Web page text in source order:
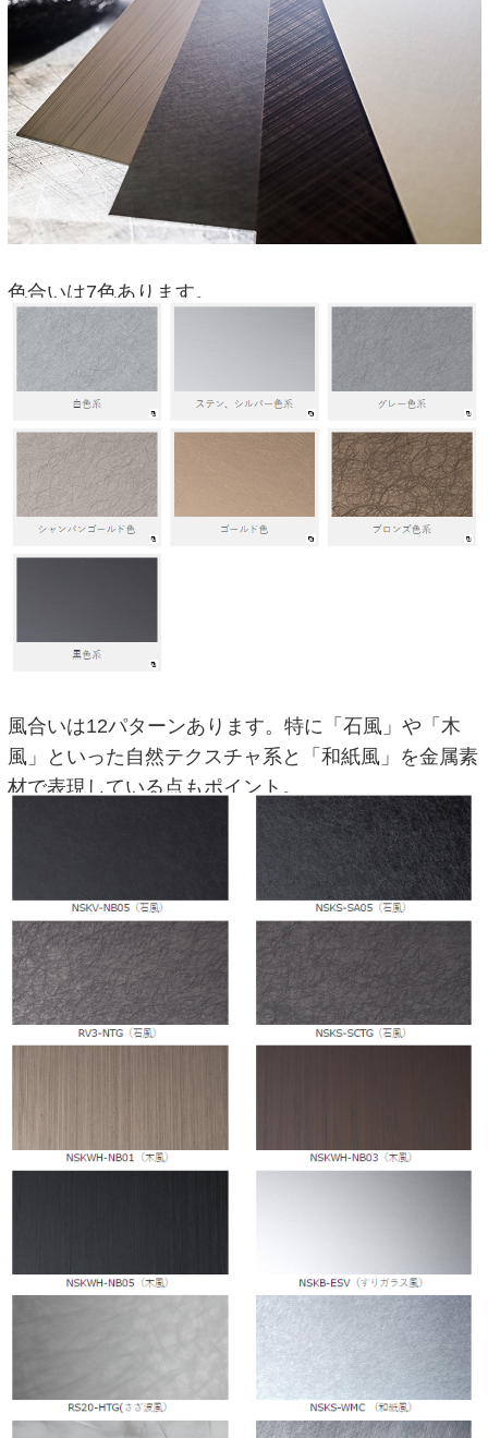
色合いは7色あります。
風合いは12パターンあります。特に「石風」や「木
風」といった自然テクスチャ系と「和紙風」を金属素
材で表現している点もポイント。